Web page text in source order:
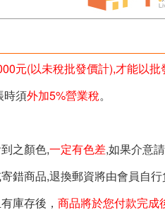
元(以未稅批發價計),才能以批
時須外加5%營業稅。
之顏色,一定有色差,如果介意
錯商品,退換郵資將由會員自行
庫存後， 商品將於您付款完成